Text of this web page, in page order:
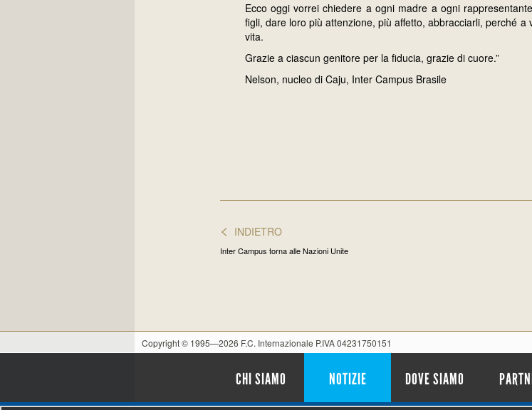
Ecco oggi vorrei chiedere a ogni madre a ogni
figli, dare loro più attenzione, più affetto, abbracciarli, perché
vita.
Grazie a ciascun genitore per la fiducia, grazie di cuore.”
Nelson, nucleo di Caju, Inter Campus Brasile
< INDIETRO
Inter Campus torna alle Nazioni Unite
Copyright © 1995—2026 F.C. Internazionale P.IVA 04231750151
CHI SIAMO NOTIZIE DOVE SIAMO